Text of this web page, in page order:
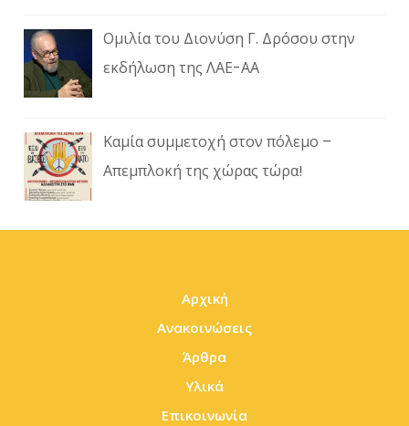
Ομιλία του Διονύση Γ. Δρόσου στην
εκδήλωση της ΛΑΕ-ΑΑ
Καμία συμμετοχή στον πόλεμο –
Απεμπλοκή της χώρας τώρα!
Αρχική
Ανακοινώσεις
Άρθρα
Υλικά
Επικοινωνία